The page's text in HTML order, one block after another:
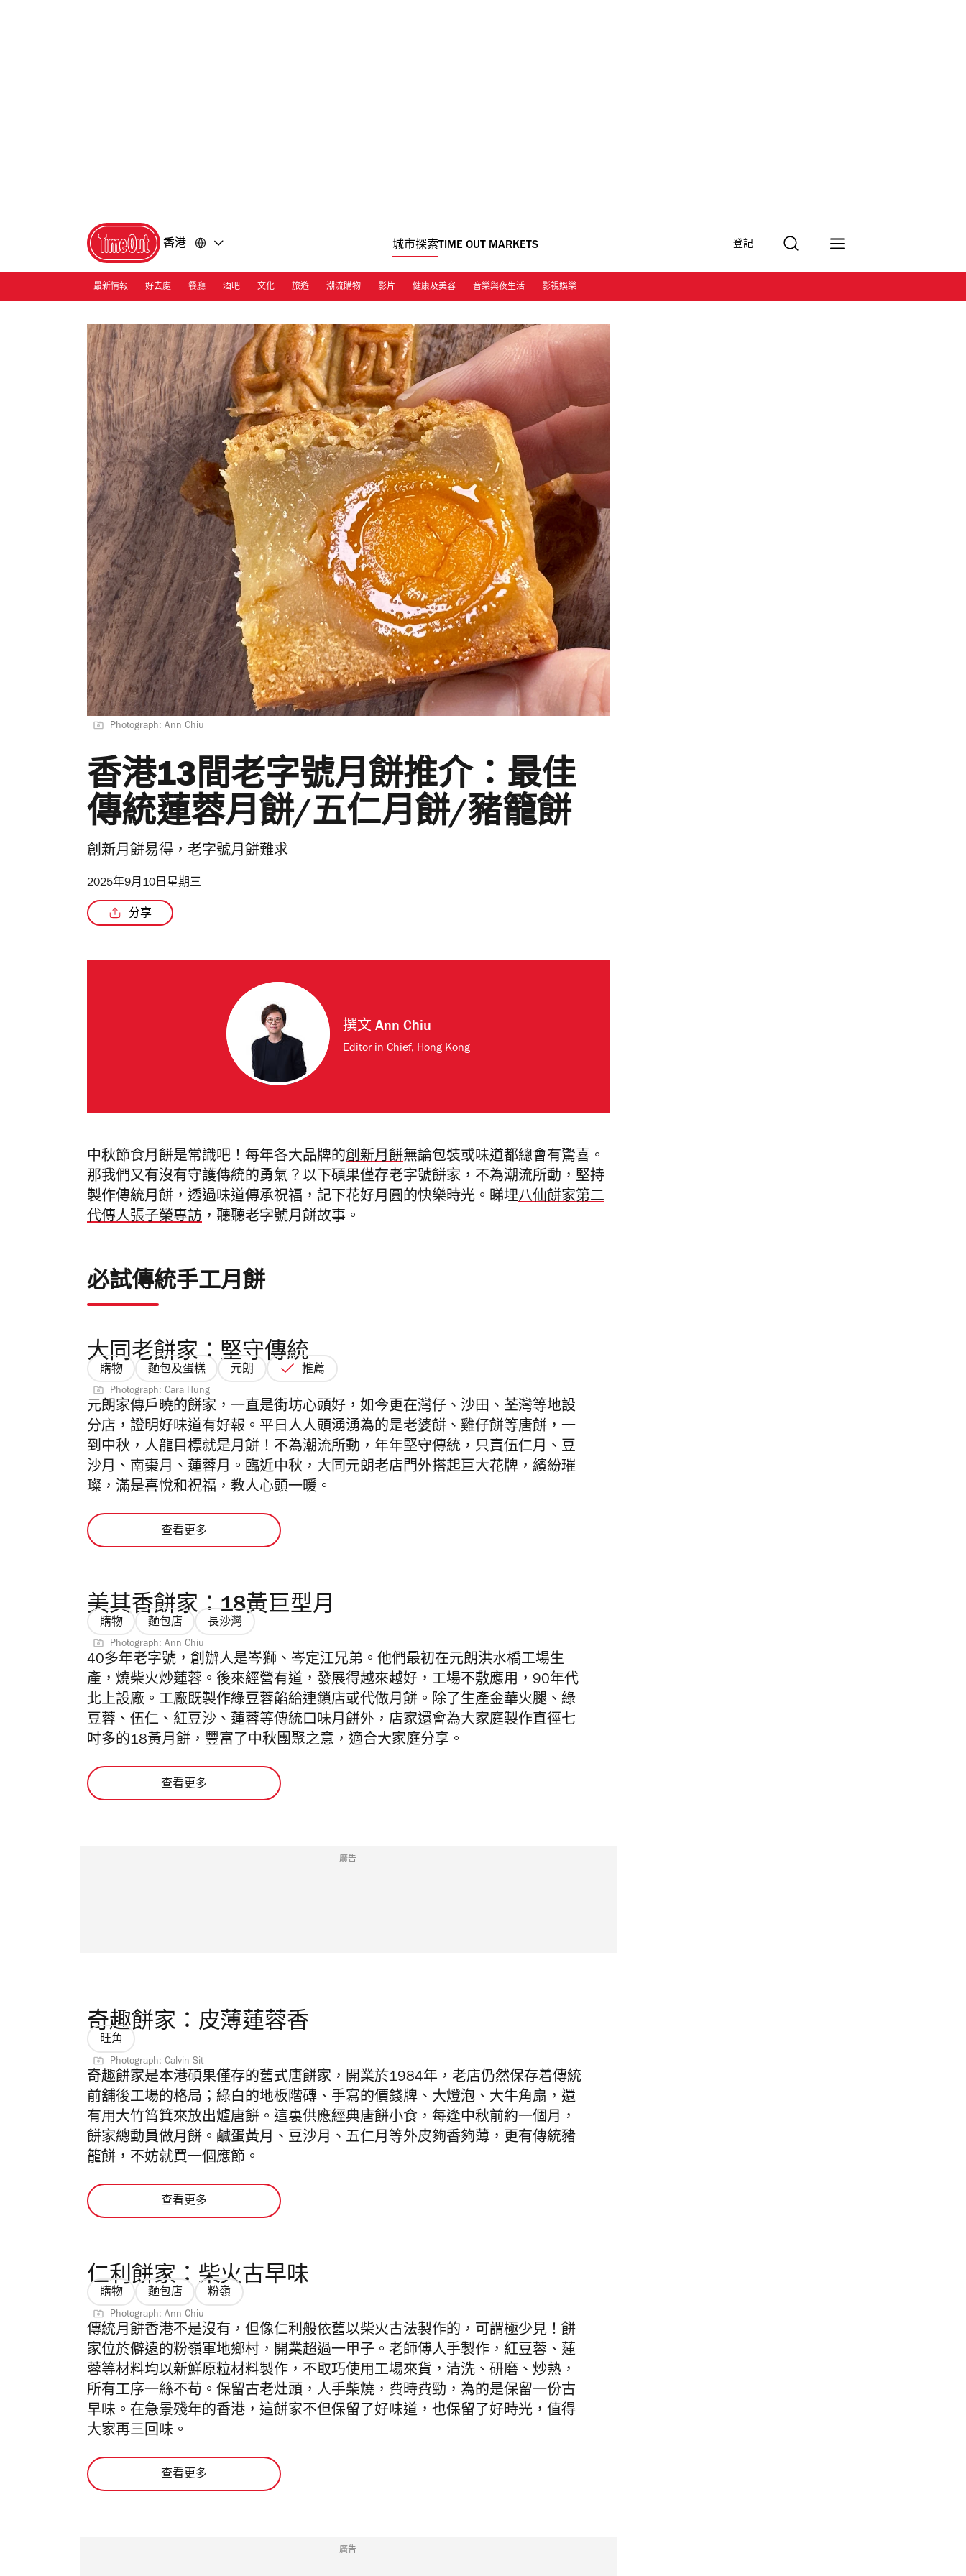
香港 城市探索TIME OUT MARKETS 登記
最新情報 好去處 餐廳 酒吧 文化 旅遊 潮流購物 影片 健康及美容 音樂與夜生活 影視娛樂
Photograph: Ann Chiu
香港13間老字號月餅推介：最佳
傳統蓮蓉月餅/五仁月餅/豬籠餅
創新月餅易得，老字號月餅難求
2025年9月10日星期三
分享
撰文 Ann Chiu
Editor in Chief, Hong Kong
中秋節食月餅是常識吧！每年各大品牌的創新月餅無論包裝或味道都總會有驚喜。
那我們又有沒有守護傳統的勇氣？以下碩果僅存老字號餅家，不為潮流所動，堅持
製作傳統月餅，透過味道傳承祝福，記下花好月圓的快樂時光。睇埋八仙餅家第二
代傳人張子榮專訪 ，聽聽老字號月餅故事。
必試傳統手工月餅
大同老餅家：堅守傳統
購物 麵包及蛋糕 元朗 推薦
Photograph: Cara Hung
元朗家傳戶曉的餅家，一直是街坊心頭好，如今更在灣仔、沙田、荃灣等地設
分店，證明好味道有好報。平日人人頭湧湧為的是老婆餅、雞仔餅等唐餅，一
到中秋，人龍目標就是月餅！不為潮流所動，年年堅守傳統，只賣伍仁月、豆
沙月、南棗月、蓮蓉月。臨近中秋，大同元朗老店門外搭起巨大花牌，繽紛璀
璨，滿是喜悅和祝福，教人心頭一暖。
查看更多
美其香餅家：18黃巨型月
購物 麵包店 長沙灣
Photograph: Ann Chiu
40多年老字號，創辦人是岑獅、岑定江兄弟。他們最初在元朗洪水橋工場生
產，燒柴火炒蓮蓉。後來經營有道，發展得越來越好，工場不敷應用，90年代
北上設廠。工廠既製作綠豆蓉餡給連鎖店或代做月餅。 除了生產金華火腿、綠
豆蓉、伍仁、紅豆沙、蓮蓉等傳統口味月餅外，店家還會為大家庭製作直徑七
吋多的18黃月餅 ，豐富了中秋團聚之意，適合大家庭分享。
查看更多
廣告
奇趣餅家：皮薄蓮蓉香
旺角
Photograph: Calvin Sit
奇趣餅家是本港碩果僅存的舊式唐餅家，開業於1984年，老店仍然保存着傳統
前舖後工場的格局；綠白的地板階磚、手寫的價錢牌、大燈泡、大牛角扇，還
有用大竹筲箕來放出爐唐餅。這裏供應經典唐餅小食，每逢中秋前約一個月，
餅家總動員做月餅。鹹蛋黃月、豆沙月、五仁月等外皮夠香夠薄，更有傳統豬
籠餅，不妨就買一個應節。
查看更多
仁利餅家：柴火古早味
購物 麵包店 粉嶺
Photograph: Ann Chiu
傳統月餅香港不是沒有，但像仁利般依舊以柴火古法製作的，可謂極少見！餅
家位於僻遠的粉嶺軍地鄉村，開業超過一甲子。老師傅人手製作，紅豆蓉、蓮
蓉等材料均以新鮮原粒材料製作，不取巧使用工場來貨，清洗、研磨、炒熟，
所有工序一絲不苟。保留古老灶頭，人手柴燒，費時費勁，為的是保留一份古
早味。在急景殘年的香港，這餅家不但保留了好味道，也保留了好時光，值得
大家再三回味。
查看更多
廣告